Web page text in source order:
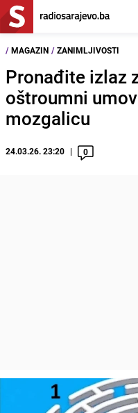
/ MAGAZIN / ZANIMLJIVOSTI
Pronađite izlaz
oštroumni
mozgalicu
24.03.26. 23:20 0